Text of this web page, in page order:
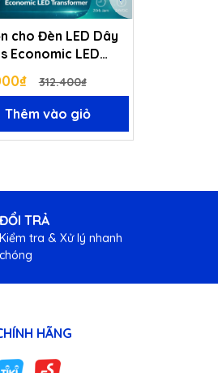
cho Đèn LED Dây
Economic LED
312.400₫
Thêm vào giỏ
ĐỔI TRẢ
Kiểm tra & Xử lý nhanh
chóng
HÃNG